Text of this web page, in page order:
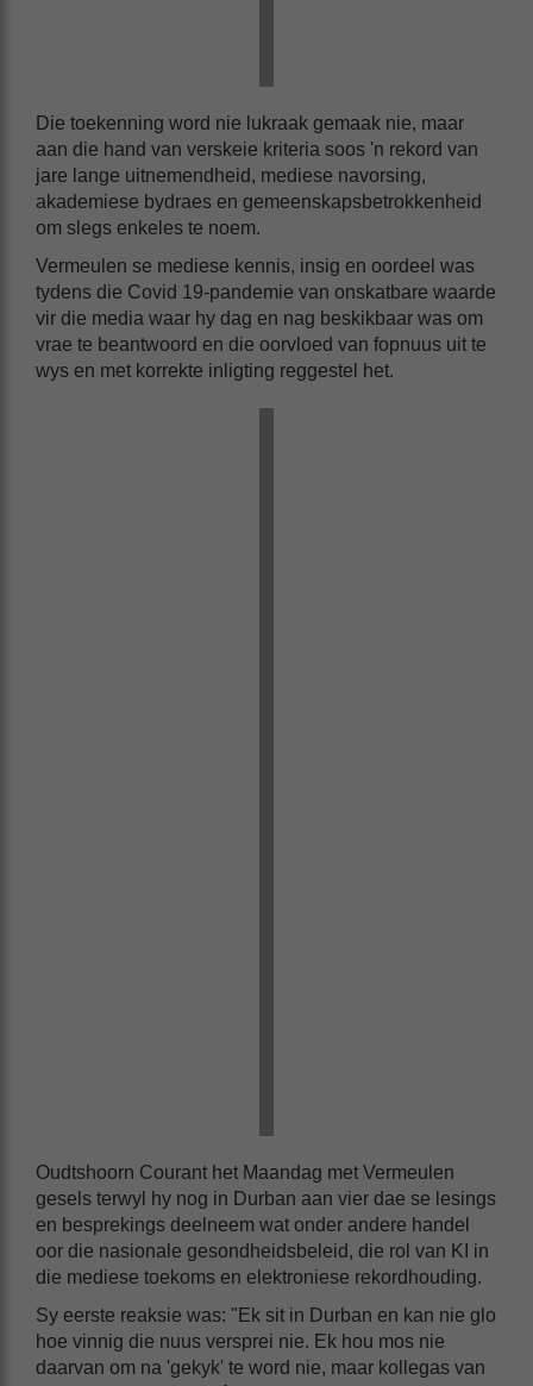
Die toekenning word nie lukraak gemaak nie, maar
aan die hand van verskeie kriteria soos 'n rekord van
jare lange uitnemendheid, mediese navorsing,
akademiese bydraes en gemeenskapsbetrokkenheid
om slegs enkeles te noem.
Vermeulen se mediese kennis, insig en oordeel was
tydens die Covid 19-pandemie van onskatbare waarde
vir die media waar hy dag en nag beskikbaar was om
vrae te beantwoord en die oorvloed van fopnuus uit te
wys en met korrekte inligting reggestel het.
Oudtshoorn Courant het Maandag met Vermeulen
gesels terwyl hy nog in Durban aan vier dae se lesings
en besprekings deelneem wat onder andere handel
oor die nasionale gesondheidsbeleid, die rol van KI in
die mediese toekoms en elektroniese rekordhouding.
Sy eerste reaksie was: "Ek sit in Durban en kan nie glo
hoe vinnig die nuus versprei nie. Ek hou mos nie
daarvan om na 'gekyk' te word nie, maar kollegas van